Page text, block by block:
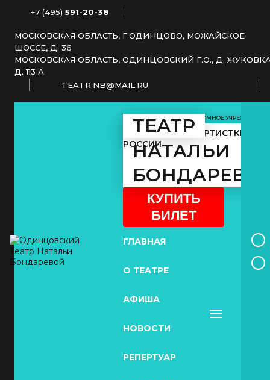
+7 (495) 591-20-38
МОСКОВСКАЯ ОБЛАСТЬ, Г.ОДИНЦОВО, МОЖАЙСКОЕ
ШОССЕ, Д. 36
МОСКОВСКАЯ ОБЛАСТЬ, ОДИНЦОВСКИЙ Г.О., Д.
Д. 113 А
TEATR.NB@MAIL.RU
ТЕАТР
НАТАЛЬИ
МУНИЦИПАЛЬНОЕ АВТОНОМНОЕ УЧРЕЖДЕНИЕ
КУЛЬТУРЫ
ЗАСЛУЖЕННОЙ АРТИСТКИ
РОССИИ
КУПИТЬ
БИЛЕТ
ГЛАВНАЯ
О ТЕАТРЕ
АФИША
НОВОСТИ
РЕПЕРТУАР